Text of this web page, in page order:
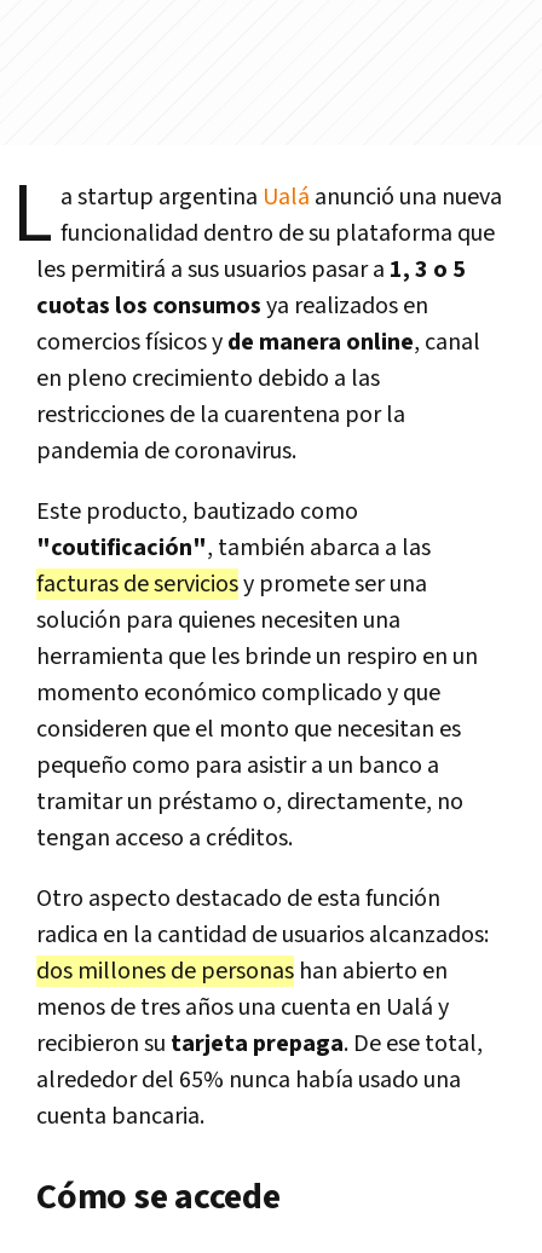
L a startup argentina Ualá anunció una nueva
funcionalidad dentro de su plataforma que
les permitirá a sus usuarios pasar a 1, 3 o 5
cuotas los consumosya realizados en
comercios físicos yde manera online, canal
en pleno crecimiento debido a las
restricciones de la cuarentena por la
pandemia de coronavirus.
Este producto, bautizado como
"coutificación", también abarca a las
facturas de serviciosy promete ser una
solución para quienes necesiten una
herramienta que les brinde un respiro en un
momento económico complicado y que
consideren que el monto que necesitan es
pequeño como para asistir a un banco a
tramitar un préstamo o, directamente, no
tengan acceso a créditos.
Otro aspecto destacado de esta función
radica en la cantidad de usuarios alcanzados:
dos millones de personas han abierto en
menos de tres años una cuenta en Ualá y
recibieron su tarjeta prepaga. De ese total,
alrededor del 65% nunca había usado una
cuenta bancaria.
Cómo se accede